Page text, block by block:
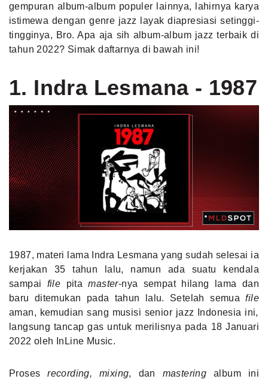
gempuran album-album populer lainnya, lahirnya karya
istimewa dengan genre jazz layak diapresiasi setinggi-
tingginya, Bro. Apa aja sih album-album jazz terbaik di
tahun 2022? Simak daftarnya di bawah ini!
1. Indra Lesmana - 1987
1987, materi lama Indra Lesmana yang sudah selesai ia
kerjakan 35 tahun lalu, namun ada suatu kendala
sampai file pitamaster-nya sempat hilang lama dan
baru ditemukan pada tahun lalu. Setelah semuafile
aman, kemudian sang musisi senior jazz Indonesia ini,
langsung tancap gas untuk merilisnya pada 18 Januari
2022 oleh InLine Music.
Prosesrecording, mixing, dan mastering album ini